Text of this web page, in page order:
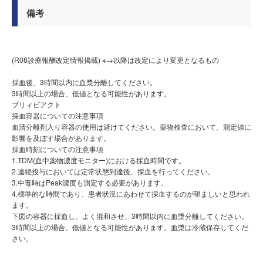
備考
(R08診療報酬改定情報掲載) ※→以降は改定により変更となるもの
採血後、3時間以内に血漿分離してください。
3時間以上の場合、低値となる可能性があります。
ブリィビアクト
採血容器についての注意事項
血清分離剤入り容器の使用は避けてください。薬物検査において、測定値に
影響を及ぼす場合があります。
採血時刻についての注意事項
1.TDM(血中薬物濃度モニター)における採血時間です。
2.連続投与においては定常状態到達後、採血を行ってください。
3.中毒時はPeak濃度も測定する必要があります。
4.標準的な時間であり、患者状況にあわせて採血するのが望ましいと思われ
ます。
下図の容器に採血し、よく混和させ、3時間以内に血漿分離してください。
3時間以上の場合、低値となる可能性があります。血漿は冷蔵保存してくだ
さい。